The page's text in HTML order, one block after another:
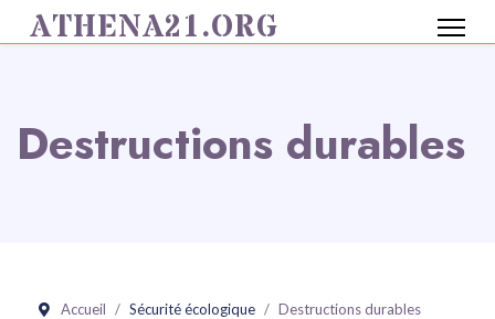
ATHENA21.ORG
Destructions durables
Accueil Sécurité écologique
Destructions durables